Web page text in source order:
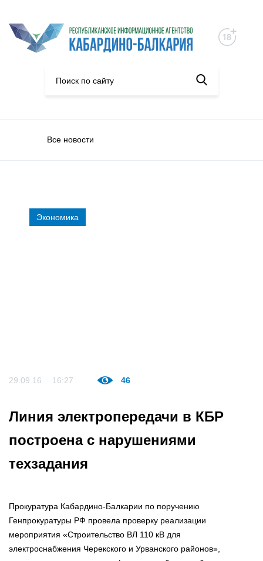
Все новости
Экономика
29.09.16 16:27 46
Линия электропередачи в КБР
построена с нарушениями
техзадания
Прокуратура Кабардино-Балкарии по поручению
Генпрокуратуры РФ провела проверку реализации
мероприятия «Строительство ВЛ 110 кВ для
электроснабжения Черекского и Урванского районов»,